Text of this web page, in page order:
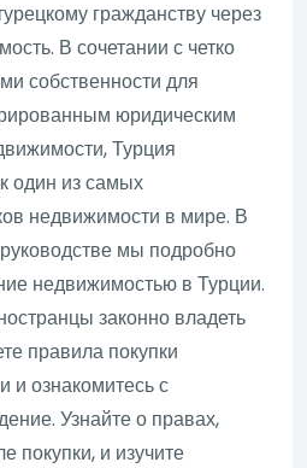
гражданству через
В сочетании с четко
собственности для
юридическим
Турция
один из самых
недвижимости в мире. В
мы подробно
недвижимостью в Турции.
законно владеть
правила покупки
и ознакомитесь с
Узнайте о правах,
покупки, и изучите